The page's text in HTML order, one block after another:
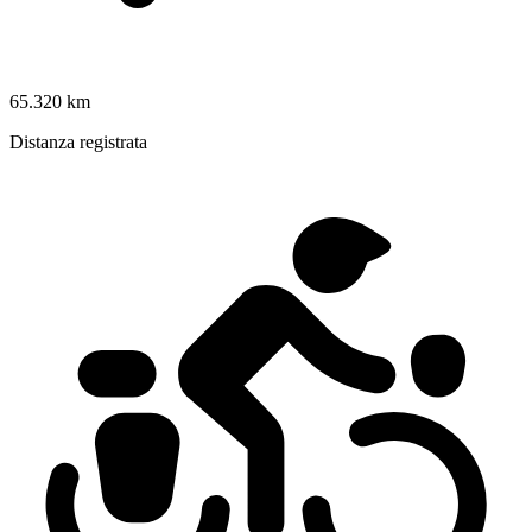
65.320 km
Distanza registrata